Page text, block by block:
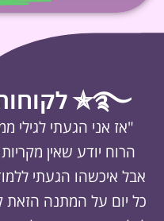
࿐✯ לקוחות ממליצות࿐✯
"אז אני הגעתי
הרוח יודע שאין
אבל איכשהו הגעתי
כל יום על המתנה הזאת